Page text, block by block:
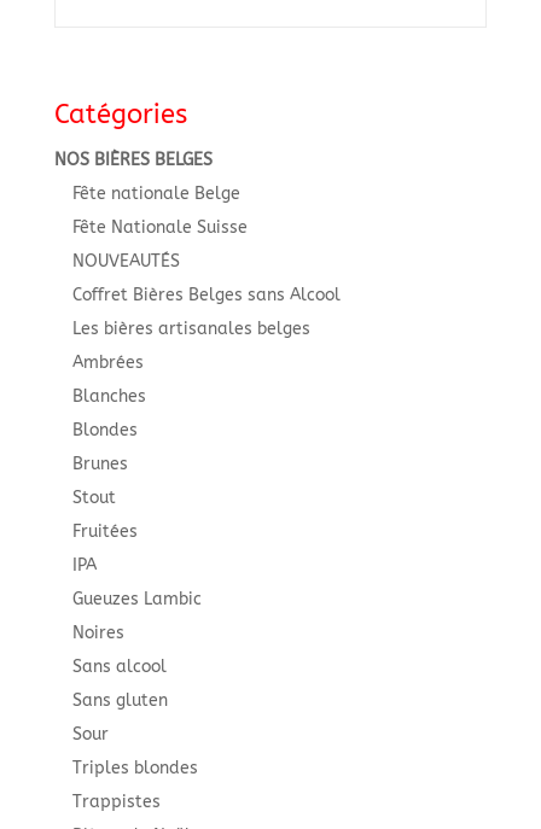
Catégories
NOS BIÈRES BELGES
Fête nationale Belge
Fête Nationale Suisse
NOUVEAUTÉS
Coffret Bières Belges sans Alcool
Les bières artisanales belges
Ambrées
Blanches
Blondes
Brunes
Stout
Fruitées
IPA
Gueuzes Lambic
Noires
Sans alcool
Sans gluten
Sour
Triples blondes
Trappistes